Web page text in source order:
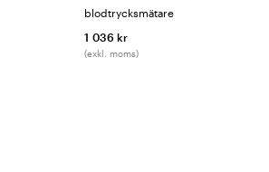
blodtrycksmätare
1 036 kr
(exkl. moms)